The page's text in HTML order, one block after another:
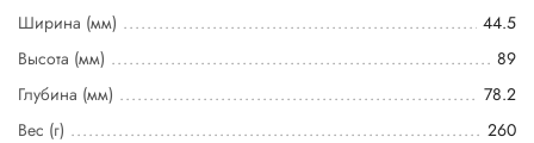
Ширина (мм)
44.5
Высота (мм)
89
Глубина (мм)
78.2
Вес (г)
260